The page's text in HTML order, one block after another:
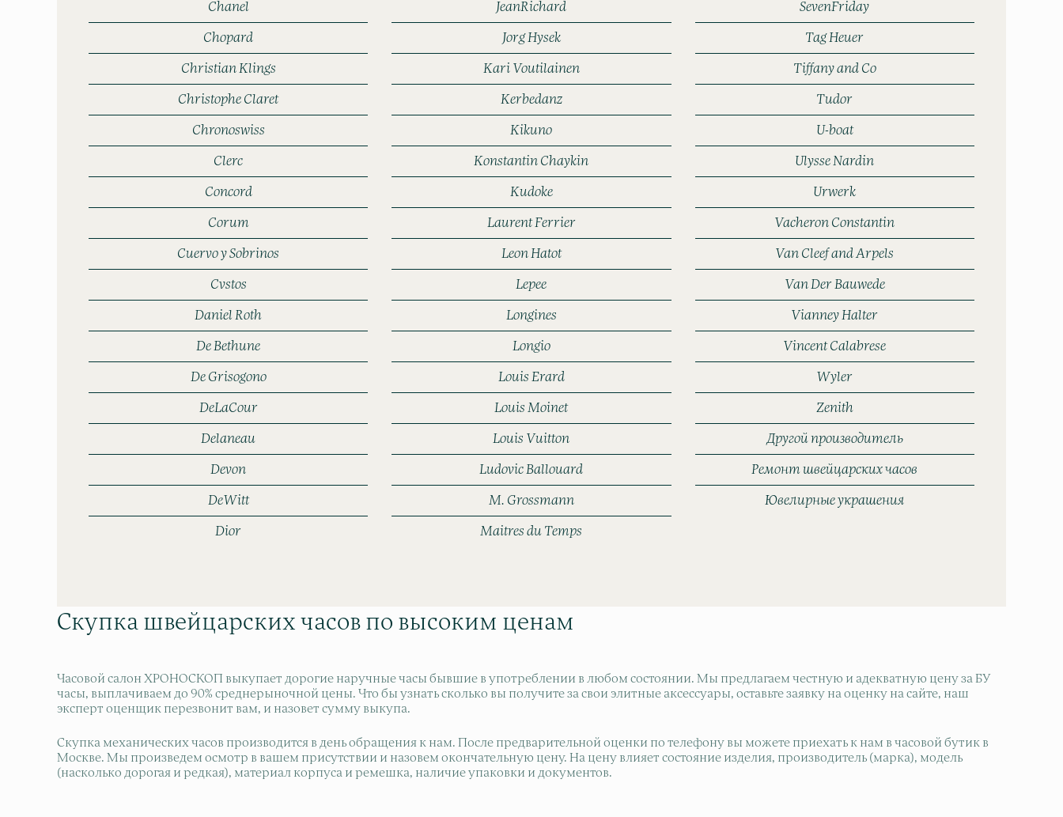
Chanel
Chopard
Christian Klings
Christophe Claret
Chronoswiss
Clerc
Concord
Corum
Cuervo y Sobrinos
Cvstos
Daniel Roth
De Bethune
De Grisogono
DeLaCour
Delaneau
Devon
DeWitt
Dior
JeanRichard
Jorg Hysek
Kari Voutilainen
Kerbedanz
Kikuno
Konstantin Chaykin
Kudoke
Laurent Ferrier
Leon Hatot
Lepee
Longines
Longio
Louis Erard
Louis Moinet
Louis Vuitton
Ludovic Ballouard
M. Grossmann
Maitres du Temps
SevenFriday
Tag Heuer
Tiffany and Co
Tudor
U-boat
Ulysse Nardin
Urwerk
Vacheron Constantin
Van Cleef and Arpels
Van Der Bauwede
Vianney Halter
Vincent Calabrese
Wyler
Zenith
Другой производитель
Ремонт швейцарских часов
Ювелирные украшения
Скупка швейцарских часов по высоким ценам
Часовой салон ХРОНОСКОП выкупает дорогие наручные часы бывшие в употреблении в любом состоянии. Мы предлагаем честную и адекватную цену за БУ
часы, выплачиваем до 90% среднерыночной цены. Что бы узнать сколько вы получите за свои элитные аксессуары, оставьте заявку на оценку на сайте, наш
эксперт оценщик перезвонит вам, и назовет сумму выкупа.
Скупка механических часов производится в день обращения к нам. После предварительной оценки по телефону вы можете приехать к нам в часовой бутик в
Москве. Мы произведем осмотр в вашем присутствии и назовем окончательную цену. На цену влияет состояние изделия, производитель (марка), модель
(насколько дорогая и редкая), материал корпуса и ремешка, наличие упаковки и документов.